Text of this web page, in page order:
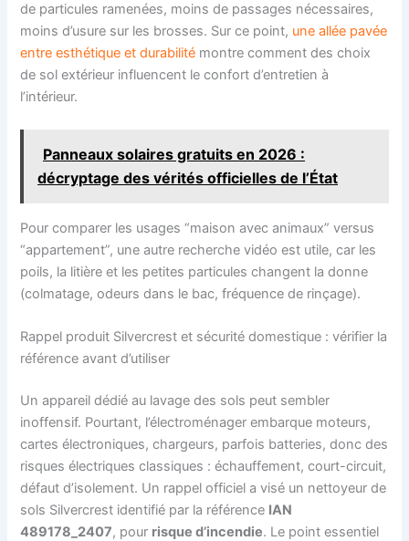
de particules ramenées, moins de passages nécessaires,
moins d’usure sur les brosses. Sur ce point, une allée pavée
entre esthétique et durabilité montre comment des choix
de sol extérieur influencent le confort d’entretien à
l’intérieur.
Panneaux solaires gratuits en 2026 :
décryptage des vérités officielles de l’État
Pour comparer les usages “maison avec animaux” versus
“appartement”, une autre recherche vidéo est utile, car les
poils, la litière et les petites particules changent la donne
(colmatage, odeurs dans le bac, fréquence de rinçage).
Rappel produit Silvercrest et sécurité domestique : vérifier la
référence avant d’utiliser
Un appareil dédié au lavage des sols peut sembler
inoffensif. Pourtant, l’électroménager embarque moteurs,
cartes électroniques, chargeurs, parfois batteries, donc des
risques électriques classiques : échauffement, court-circuit,
défaut d’isolement. Un rappel officiel a visé un nettoyeur de
sols Silvercrest identifié par la référence IAN
489178_2407, pour risque d’incendie. Le point essentiel